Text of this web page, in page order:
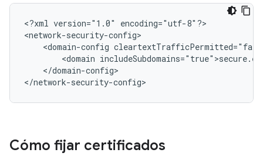
<?xml version="1.0"
encoding="utf-8"?>
<domain-config
<domain
</domain-config>
</network-security-config>
Cómo fijar certificados